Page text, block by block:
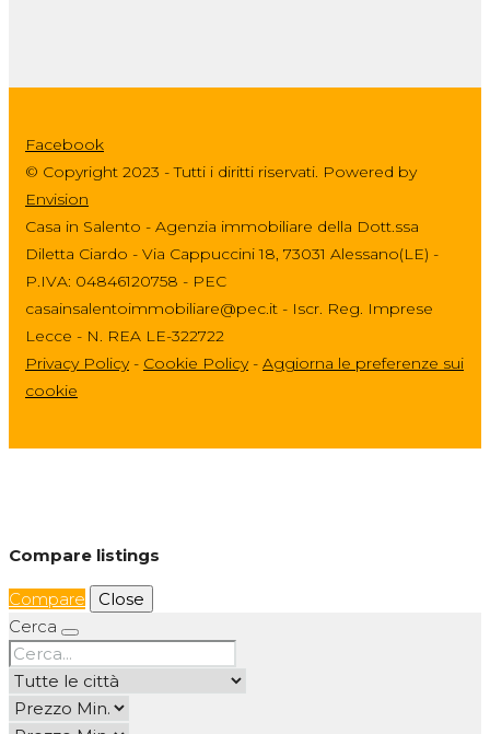
Facebook
© Copyright 2023 - Tutti i diritti riservati. Powered by
Envision
Casa in Salento - Agenzia immobiliare della Dott.ssa
Diletta Ciardo - Via Cappuccini 18, 73031 Alessano(LE) -
P.IVA: 04846120758 - PEC
casainsalentoimmobiliare@pec.it - Iscr. Reg. Imprese
Lecce - N. REA LE-322722
Privacy Policy- Cookie Policy- Aggiorna le preferenze sui
cookie
Compare listings
Compare
Close
Cerca